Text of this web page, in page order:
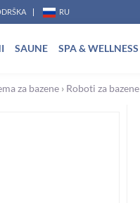
RU
SAUNE SPA & WELLNESS
za bazene › Roboti za bazene